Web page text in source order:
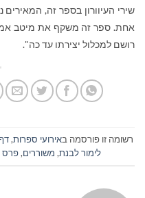
שירי העיוורון בספר זה, המאירים
אחת. ספר זה משקף את מיטב
רושם למכלול יצירתו עד כה".
רשומה זו פורסמה באירועי ספרות,
לימור לבנת, משוררים,פרס